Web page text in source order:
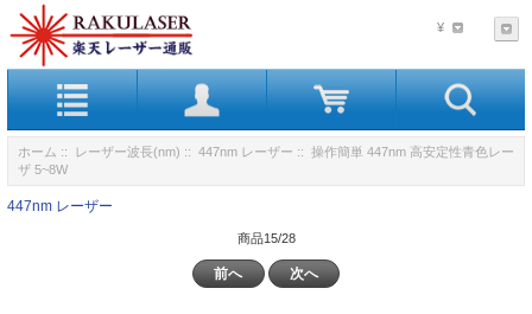
¥
ホーム :: レーザー波長(nm) :: 447nm レーザー :: 操作簡単 447nm 高安定性青色レー
ザ 5~8W
447nm レーザー
商品15/28
前へ 次へ